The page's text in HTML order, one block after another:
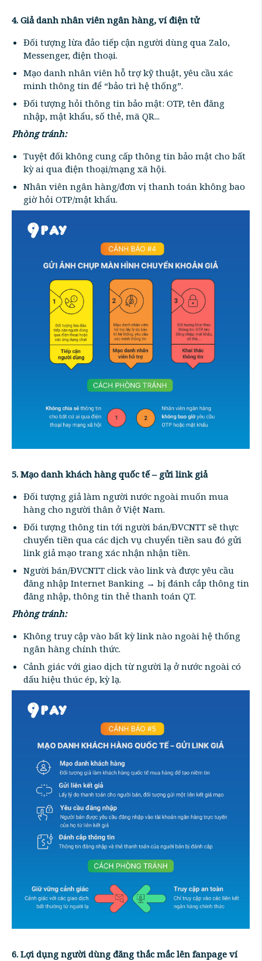
4. Giả danh nhân viên ngân hàng, ví điện tử
Đối tượng lừa đảo tiếp cận người dùng qua Zalo,
Messenger, điện thoại.
Mạo danh nhân viên hỗ trợ kỹ thuật, yêu cầu xác
minh thông tin để “bảo trì hệ thống”.
Đối tượng hỏi thông tin bảo mật: OTP, tên đăng
nhập, mật khẩu, số thẻ, mã QR...
Phòng tránh:
Tuyệt đối không cung cấp thông tin bảo mật cho bất
kỳ ai qua điện thoại/mạng xã hội.
Nhân viên ngân hàng/đơn vị thanh toán không bao
giờ hỏi OTP/mật khẩu.
5. Mạo danh khách hàng quốc tế – gửi link giả
Đối tượng giả làm người nước ngoài muốn mua
hàng cho người thân ở Việt Nam.
Đối tượng thông tin tới người bán/ĐVCNTT sẽ thực
chuyển tiền qua các dịch vụ chuyển tiền sau đó gửi
link giả mạo trang xác nhận nhận tiền.
Người bán/ĐVCNTT click vào link và được yêu cầu
đăng nhập Internet Banking → bị đánh cắp thông tin
đăng nhập, thông tin thẻ thanh toán QT.
Phòng tránh:
Không truy cập vào bất kỳ link nào ngoài hệ thống
ngân hàng chính thức.
Cảnh giác với giao dịch từ người lạ ở nước ngoài có
dấu hiệu thúc ép, kỳ lạ.
6. Lợi dụng người dùng đăng thắc mắc lên fanpage ví